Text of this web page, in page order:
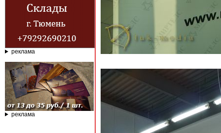
реклама
реклама